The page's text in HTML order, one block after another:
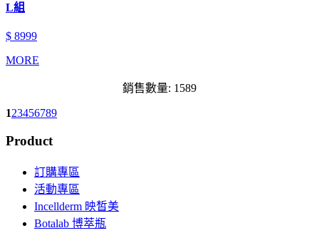
L組
$ 8999
MORE
銷售數量: 1589
123456789
Product
訂購專區
活動專區
Incellderm 映皙美
Botalab 博萃瓶